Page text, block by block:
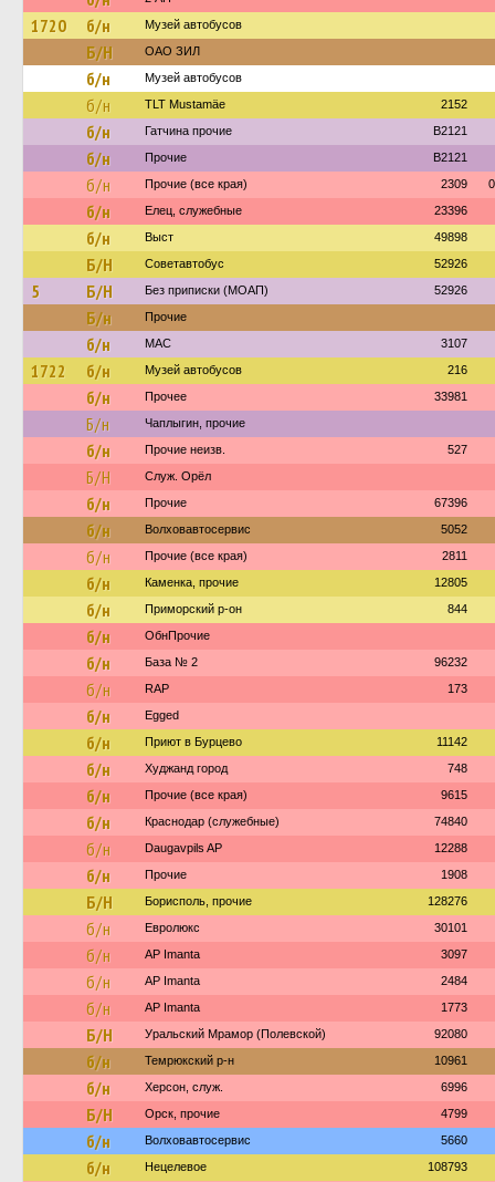
1720 б/н Музей автобусов
Б/Н ОАО ЗИЛ
б/н Музей автобусов
б/н TLT Mustamäe 2152
б/н Гатчина прочие B2121
б/н Прочие B2121
б/н Прочие (все края) 2309
б/н Елец, служебные 23396
б/н Выст 49898
Б/Н Советавтобус 52926
5 Б/Н Без приписки (МОАП) 52926
Б/н Прочие
б/н МАС 3107
1722 б/н Музей автобусов 216
б/н Прочее 33981
Б/н Чаплыгин, прочие
б/н Прочие неизв. 527
Б/Н Служ. Орёл
б/н Прочие 67396
б/н Волховавтосервис 5052
б/н Прочие (все края) 2811
б/н Каменка, прочие 12805
б/н Приморский р-он 844
б/н ОбнПрочие
б/н База № 2 96232
б/н RAP 173
б/н Egged
б/н Приют в Бурцево 11142
б/н Худжанд город 748
б/н Прочие (все края) 9615
б/н Краснодар (служебные) 74840
б/н Daugavpils AP 12288
б/н Прочие 1908
Б/Н Борисполь, прочие 128276
б/н Евролюкс 30101
б/н AP Imanta 3097
б/н AP Imanta 2484
б/н AP Imanta 1773
Б/Н Уральский Мрамор (Полевской) 92080
б/н Темрюкский р-н 10961
б/н Херсон, служ. 6996
Б/Н Орск, прочие 4799
б/н Волховавтосервис 5660
б/н Нецелевое 108793